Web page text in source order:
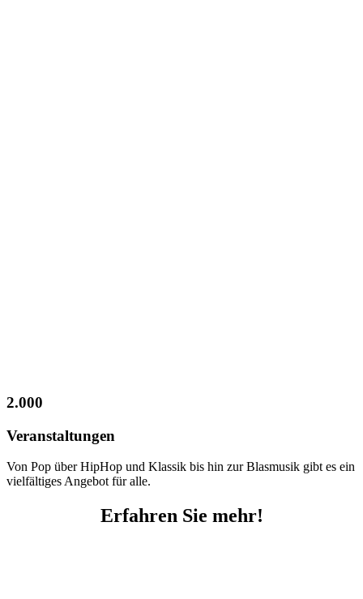
2.000
Veranstaltungen
Von Pop über HipHop und Klassik bis hin zur Blasmusik gibt es ein
vielfältiges Angebot für alle.
Erfahren Sie mehr!